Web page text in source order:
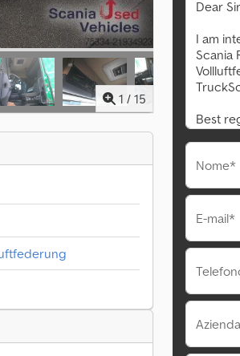
1 / 15
Nome*
E-mail*
Azienda